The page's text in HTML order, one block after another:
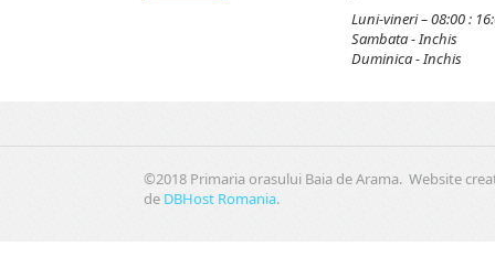
Luni-vineri – 08:00 :
Sambata - Inchis
Duminica - Inchis
©2018 Primaria orasului Baia de Arama. Website
de DBHost Romania.